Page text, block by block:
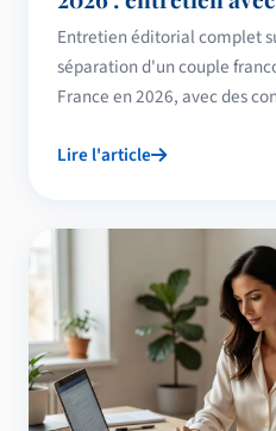
Entretien éditorial complet
séparation d'un couple
France en 2026, avec des
Lire l'article